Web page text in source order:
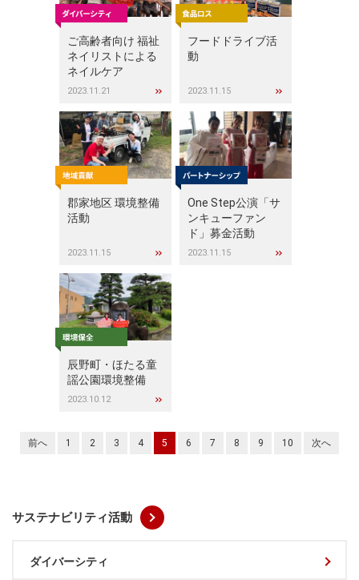
ご高齢者向け 福祉
ネイリストによる
ネイルケア
2023.11.21
フードドライブ活
動
2023.11.15
郡家地区 環境整備
活動
2023.11.15
One Step公演「サ
ンキューファン
ド」募金活動
2023.11.15
辰野町・ほたる童
謡公園環境整備
2023.10.12
前へ 1 2 3 4 5 6 7 8 9 10 次へ
サステナビリティ活動
ダイバーシティ